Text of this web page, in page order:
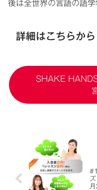
後は全世界の言語の語学
詳細はこちらか
SHAKE